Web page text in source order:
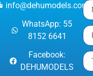
info@dehumodels.com
WhatsApp: 55
8152 6641
Facebook:
DEHUMODELS